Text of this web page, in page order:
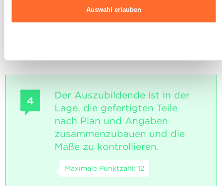
Auswahl erlauben
4
Der Auszubildende ist in der
Lage, die gefertigten Teile
nach Plan und Angaben
zusammenzubauen und die
Maße zu kontrollieren.
Maximale Punktzahl: 12